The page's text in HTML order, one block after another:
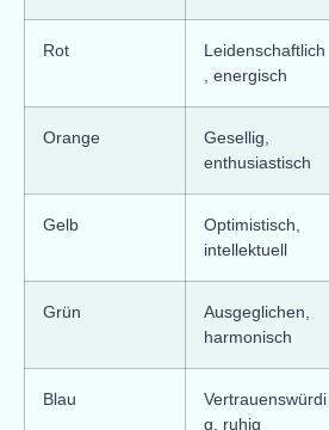
Rot
Leidenschaftlich
, energisch
Orange
Gesellig,
enthusiastisch
Gelb
Optimistisch,
intellektuell
Grün
Ausgeglichen,
harmonisch
Blau
Vertrauenswürdi
g, ruhig